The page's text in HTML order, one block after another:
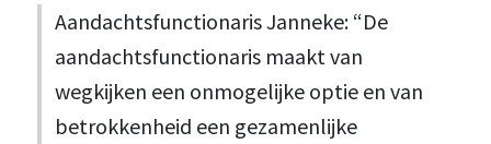
Aandachtsfunctionaris Janneke: “De
aandachtsfunctionaris maakt van
wegkijken een onmogelijke optie en van
betrokkenheid een gezamenlijke